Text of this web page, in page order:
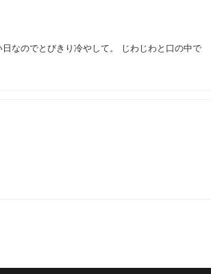
なのでとびきり冷やして。 じわじわと口の中で